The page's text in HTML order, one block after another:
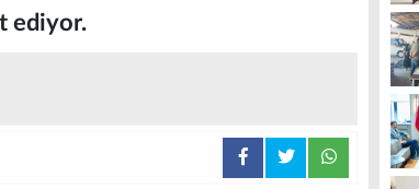
ediyor.